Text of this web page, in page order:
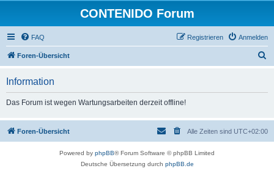
CONTENIDO Forum
FAQ Anmelden
Registrieren
Foren-Übersicht
Information
Das Forum ist wegen Wartungsarbeiten derzeit offline!
Foren-Übersicht Alle Zeiten sind UTC+02:00
Powered by phpBB® Forum Software © phpBB Limited
Deutsche Übersetzung durch phpBB.de